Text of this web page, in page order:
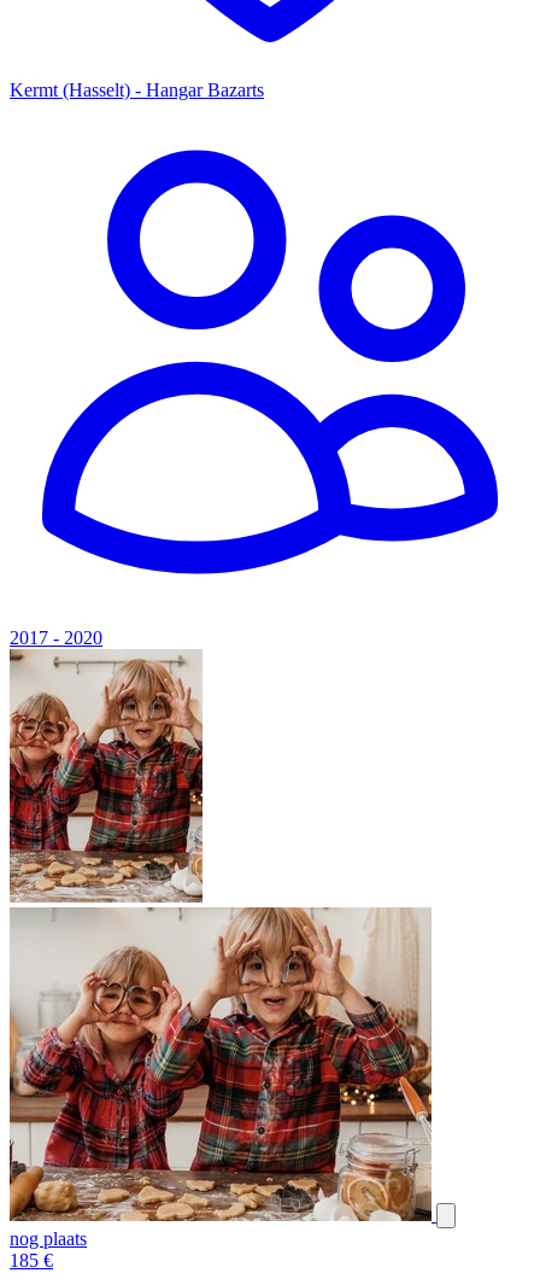
Kermt (Hasselt) - Hangar Bazarts
2017 - 2020
nog plaats
185 €